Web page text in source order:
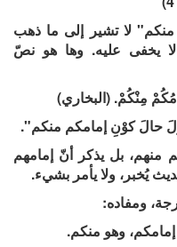
لا تشير إلى ما ذهب
لا يخفى عليه. وها هو نصّ
مِنْكُمْ. (البخاري)
حالَ كوْنِ إمامكم منكم".
منهم، بل يذكر أنّ إمامهم
يُخبر، ولا يأمر بشيء.
ومفاده:
وهو منكم.